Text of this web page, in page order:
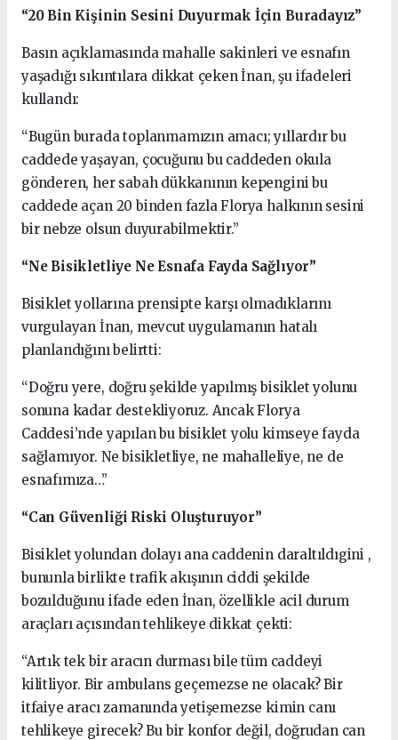
“20 Bin Kişinin Sesini Duyurmak İçin Buradayız”
Basın açıklamasında mahalle sakinleri ve esnafın
yaşadığı sıkıntılara dikkat çeken İnan, şu ifadeleri
kullandı:
“Bugün burada toplanmamızın amacı; yıllardır bu
caddede yaşayan, çocuğunu bu caddeden okula
gönderen, her sabah dükkanının kepengini bu
caddede açan 20 binden fazla Florya halkının sesini
bir nebze olsun duyurabilmektir.”
“Ne Bisikletliye Ne Esnafa Fayda Sağlıyor”
Bisiklet yollarına prensipte karşı olmadıklarını
vurgulayan İnan, mevcut uygulamanın hatalı
planlandığını belirtti:
“Doğru yere, doğru şekilde yapılmış bisiklet yolunu
sonuna kadar destekliyoruz. Ancak Florya
Caddesi’nde yapılan bu bisiklet yolu kimseye fayda
sağlamıyor. Ne bisikletliye, ne mahalleliye, ne de
esnafımıza…”
“Can Güvenliği Riski Oluşturuyor”
Bisiklet yolundan dolayı ana caddenin daraltıldıgini ,
bununla birlikte trafik akışının ciddi şekilde
bozulduğunu ifade eden İnan, özellikle acil durum
araçları açısından tehlikeye dikkat çekti:
“Artık tek bir aracın durması bile tüm caddeyi
kilitliyor. Bir ambulans geçemezse ne olacak? Bir
itfaiye aracı zamanında yetişemezse kimin canı
tehlikeye girecek? Bu bir konfor değil, doğrudan can